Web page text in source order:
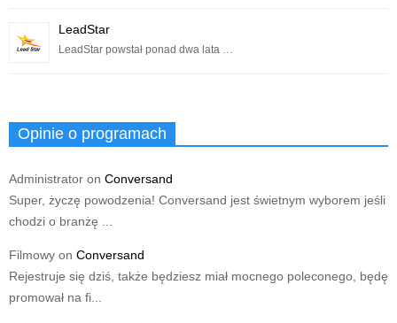
LeadStar
LeadStar powstał ponad dwa lata …
Opinie o programach
Administrator on Conversand
Super, życzę powodzenia! Conversand jest świetnym wyborem jeśli
chodzi o branżę ...
Filmowy on Conversand
Rejestruje się dziś, także będziesz miał mocnego poleconego, będę
promował na fi...